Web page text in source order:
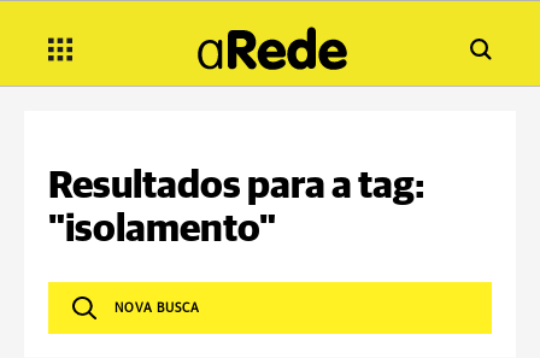
Resultados para a tag:
"isolamento"